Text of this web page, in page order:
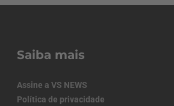
Saiba mais
Assine a VS NEWS
Política de privacidade